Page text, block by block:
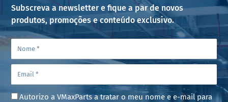
Subscreva a newsletter e fique a par de novos
produtos, promoções e conteúdo exclusivo.
Autorizo a VMaxParts a tratar o meu nome e e-mail para